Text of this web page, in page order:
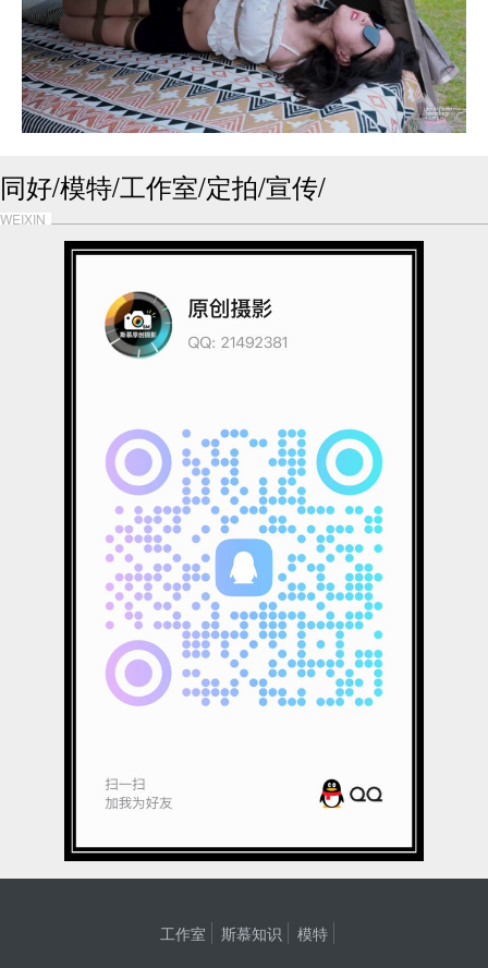
同好/模特/工作室/定拍/宣传/
WEIXIN
工作室 斯慕知识 模特